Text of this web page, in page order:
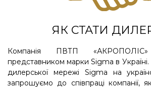
ЯК СТАТИ
Компанія ПВТП
представником марки Sigma в
дилерської мережі Sigma на
запрошуємо до співпраці компанії,